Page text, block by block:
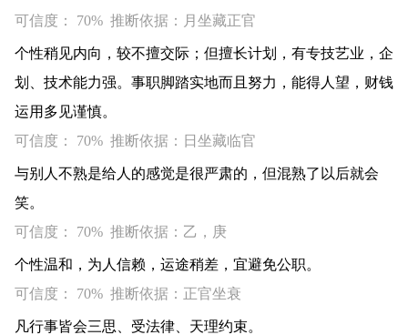
可信度： 70% 推断依据：月坐藏正官
个性稍见内向，较不擅交际；但擅长计划，有专技艺业，企
划、技术能力强。事职脚踏实地而且努力，能得人望，财钱
运用多见谨慎。
可信度： 70% 推断依据：日坐藏临官
与别人不熟是给人的感觉是很严肃的，但混熟了以后就会
笑。
可信度： 70% 推断依据：乙，庚
个性温和，为人信赖，运途稍差，宜避免公职。
可信度： 70% 推断依据：正官坐衰
凡行事皆会三思、受法律、天理约束。